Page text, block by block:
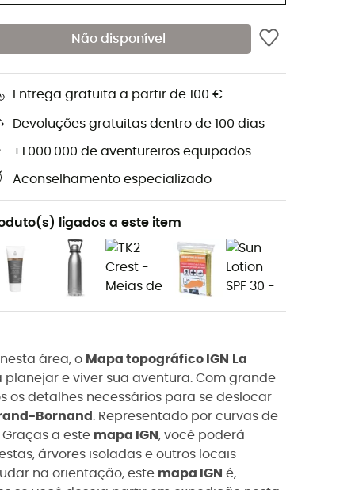
Não disponível
Entrega gratuita a partir de 100 €
Devoluções gratuitas dentro de 100 dias
+1.000.000 de aventureiros equipados
Aconselhamento especializado
ligados a este item
nesta área, o Mapa topográfico IGN
La
e viver sua aventura. Com grande
os detalhes necessários para se deslocar
Bornand
. Representado por curvas de
a este mapa IGN , você poderá
árvores isoladas e outros locais
na orientação, este mapa IGN é,